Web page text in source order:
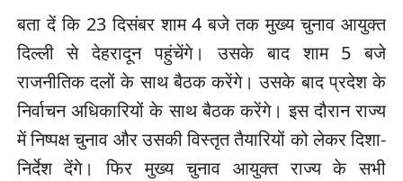
बता दें कि 23 दिसंबर शाम 4 बजे तक मुख्य चुनाव आयुक्त
दिल्ली से देहरादून पहुंचेंगे। उसके बाद शाम 5 बजे
राजनीतिक दलों के साथ बैठक करेंगे। उसके बाद प्रदेश के
निर्वाचन अधिकारियों के साथ बैठक करेंगे। इस दौरान राज्य
में निष्पक्ष चुनाव और उसकी विस्तृत तैयारियों को लेकर दिशा-
निर्देश देंगे। फिर मुख्य चुनाव आयुक्त राज्य के सभी